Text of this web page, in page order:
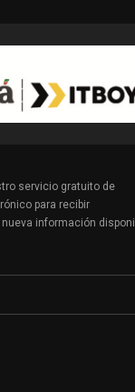
servicio gratuito de
para recibir
información